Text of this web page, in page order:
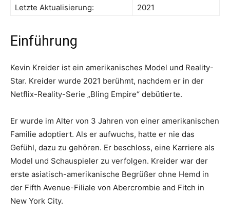
Letzte Aktualisierung:
2021
Einführung
Kevin Kreider ist ein amerikanisches Model und Reality-
Star. Kreider wurde 2021 berühmt, nachdem er in der
Netflix-Reality-Serie „Bling Empire“ debütierte.
Er wurde im Alter von 3 Jahren von einer amerikanischen
Familie adoptiert. Als er aufwuchs, hatte er nie das
Gefühl, dazu zu gehören. Er beschloss, eine Karriere als
Model und Schauspieler zu verfolgen. Kreider war der
erste asiatisch-amerikanische Begrüßer ohne Hemd in
der Fifth Avenue-Filiale von Abercrombie and Fitch in
New York City.